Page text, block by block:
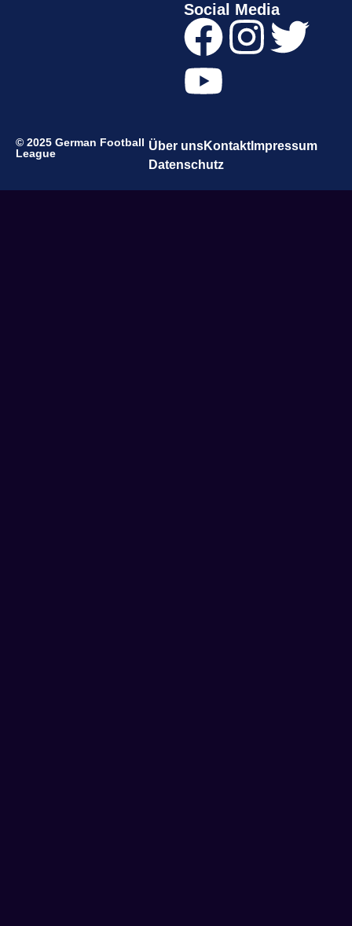
Social Media
© 2025 German Football
League
Über unsKontaktImpressum
Datenschutz